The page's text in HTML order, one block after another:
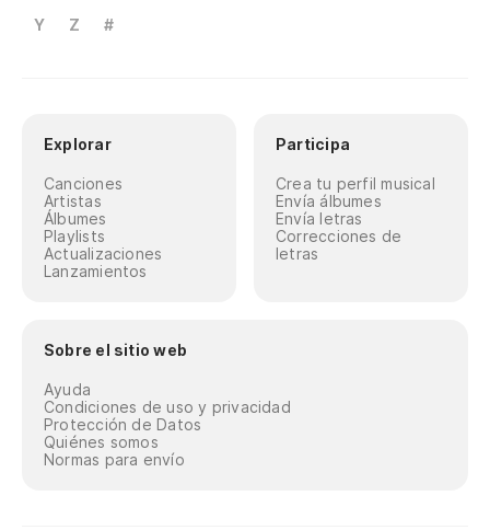
Y
Z #
Explorar
Canciones
Artistas
Álbumes
Playlists
Actualizaciones
Lanzamientos
Participa
Crea tu perfil musical
Envía álbumes
Envía letras
Correcciones de
letras
Sobre el sitio web
Ayuda
Condiciones de uso y privacidad
Protección de Datos
Quiénes somos
Normas para envío